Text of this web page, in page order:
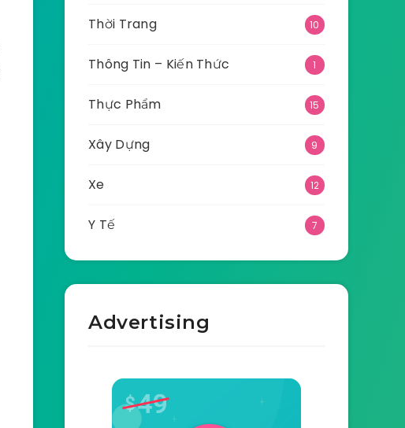
Thời Trang 10
Thông Tin – Kiến Thức 1
Thực Phẩm 15
Xây Dựng 9
Xe 12
Y Tế 7
Advertising